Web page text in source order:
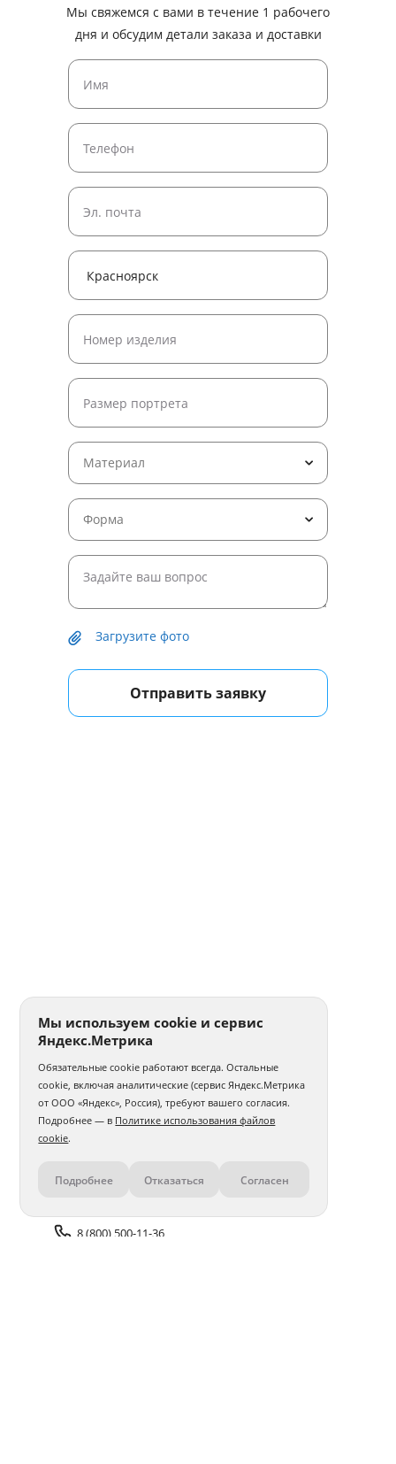
Мы свяжемся с вами в течение 1 рабочего
дня и обсудим детали заказа и доставки
Материал
Форма
Загрузите фото
Отправить заявку
Контакты
8 (800) 500-11-36
Мы используем cookie и сервис
Яндекс.Метрика
Обязательные cookie работают всегда. Остальные
cookie, включая аналитические (сервис Яндекс.Метрика
от ООО «Яндекс», Россия), требуют вашего согласия.
Подробнее — в Политике использования файлов
cookie.
Подробнее Отказаться Согласен